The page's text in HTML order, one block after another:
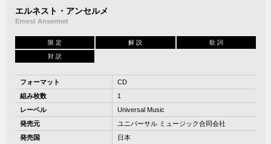
エルネスト・アンセルメ
Ernest Ansermet
限 定 解 説 歌 詞
対 訳
フォーマット
CD
組み枚数
1
レーベル
Universal Music
発売元
ユニバーサル ミュージック合同会社
発売国
日本